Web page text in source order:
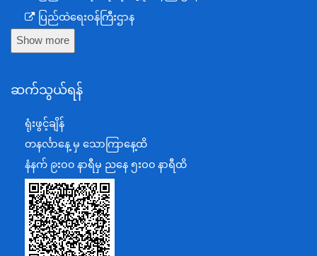
ပြည်ထဲရေးဝန်ကြီးဌာန
ကာကွယ်ရေးဝန်ကြီးဌာန
စီမံကိန်း၊ဘဏ္ဍာရေးနှင့်စက်မှုဝန်ကြီးဌာန
ရင်းနှီးမြှုပ်နှံမှုနှင့် နိုင်ငံခြားစီးပွားဆက်သွယ်ရေးဝန်ကြီးဌာန
အပြည်ပြည်ဆိုင်ရာပူးပေါင်းဆောင်ရွက်ရေးဝန်ကြီးဌာန
ပြန်ကြားရေးဝန်ကြီးဌာန
သာသနာရေးနှင့် ယဉ်ကျေးမှုဝန်ကြီးဌာန
စိုက်ပျိုးရေး၊မွေးမြူရေးနှင့်ဆည်မြောင်းဝန်ကြီးဌာန
ပို့ဆောင်ရေးနှင့်ဆက်သွယ်ရေးဝန်ကြီးဌာန
Show more
ဆက်သွယ်ရန်
ရုံးဖွင့်ချိန်
တနင်္လာနေ့ မှ သောကြာနေ့ထိ
နံနက် ၉းဝ၀ နာရီမှ ညနေ ၅းဝ၀ နာရီထိ